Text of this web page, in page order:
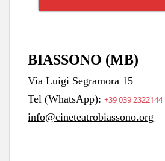
BIASSONO (MB)
Via Luigi Segramora 15
Tel (WhatsApp): +39 039 2322144
info@cineteatrobiassono.org